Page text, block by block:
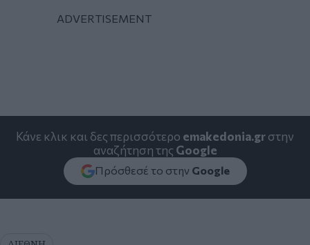
Κάνε κλικ και δες περισσότερο emakedonia.grστην
αναζήτηση της Google
Πρόσθεσέ το στην Google